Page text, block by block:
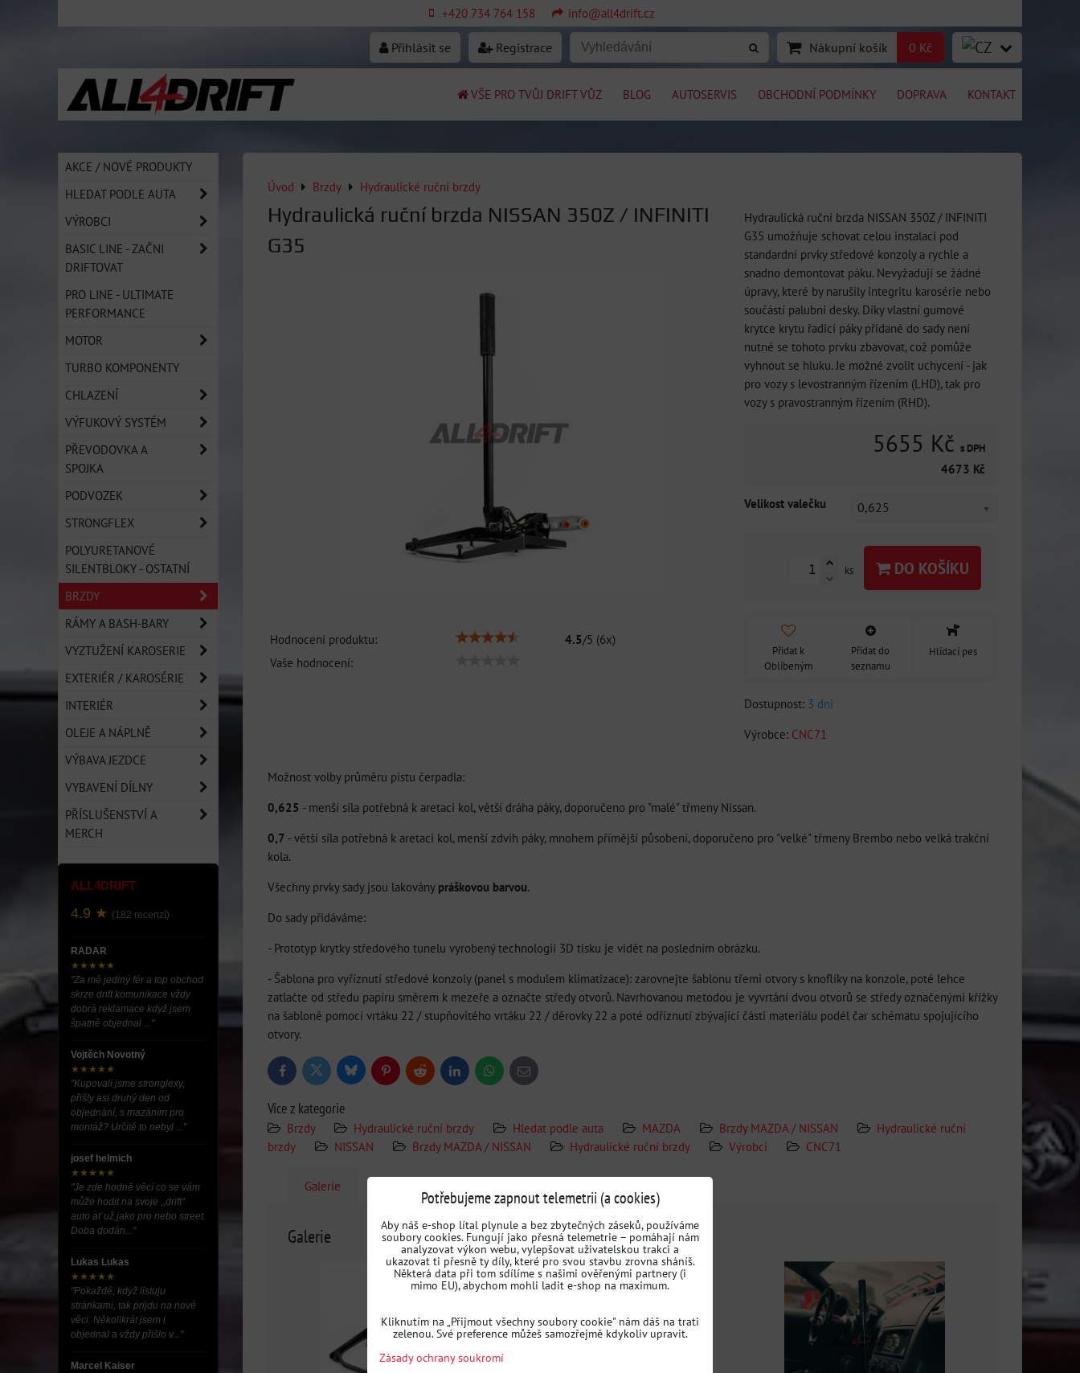
+420 734 764 158 info@all4drift.cz
Přihlásit se Registrace Nákupní košík 0 Kč
VŠE PRO TVŮJ DRIFT VŮZ BLOG AUTOSERVIS OBCHODNÍ PODMÍNKY DOPRAVA KONTAKT
Úvod Brzdy Hydraulické ruční brzdy
Hydraulická ruční brzda NISSAN 350Z / INFINITI
G35
Hodnocení produktu: 4.5/5 (6x)
Vaše hodnocení:
Hydraulická ruční brzda NISSAN 350Z / INFINITI
G35 umožňuje schovat celou instalaci pod
standardní prvky středové konzoly a rychle a
snadno demontovat páku. Nevyžadují se žádné
úpravy, které by narušily integritu karosérie nebo
součástí palubní desky. Díky vlastní gumové
krytce krytu řadicí páky přidané do sady není
nutné se tohoto prvku zbavovat, což pomůže
vyhnout se hluku. Je možné zvolit uchycení - jak
pro vozy s levostranným řízením (LHD), tak pro
vozy s pravostranným řízením (RHD).
5655 Kč s DPH
4673 Kč
Velikost valečku 0,625
ks DO KOŠÍKU
Přidat k
Oblíbeným
Přidat do
seznamu
Hlídací pes
Dostupnost: 3 dni
Výrobce: CNC71
Možnost volby průměru pístu čerpadla:
0,625 - menší síla potřebná k aretaci kol, větší dráha páky, doporučeno pro "malé" třmeny Nissan.
0,7 - větší síla potřebná k aretaci kol, menší zdvih páky, mnohem přímější působení, doporučeno pro "velké" třmeny Brembo nebo velká trakční
kola.
Všechny prvky sady jsou lakovány práškovou barvou.
Do sady přidáváme:
- Prototyp krytky středového tunelu vyrobený technologií 3D tisku je vidět na posledním obrázku.
- Šablona pro vyříznutí středové konzoly (panel s modulem klimatizace): zarovnejte šablonu třemi otvory s knoflíky na konzole, poté lehce
zatlačte od středu papíru směrem k mezeře a označte středy otvorů. Navrhovanou metodou je vyvrtání dvou otvorů se středy označenými křížky
na šabloně pomocí vrtáku 22 / stupňovitého vrtáku 22 / děrovky 22 a poté odříznutí zbývající části materiálu podél čar schématu spojujícího
otvory.
FacebookTwitter BlueskyPinterestReddit LinkedInWhatsApp
E-
mail
Více z kategorie
Brzdy Hydraulické ruční brzdy Hledat podle auta MAZDA Brzdy MAZDA / NISSAN
Hydraulické ruční
brzdy
NISSAN Brzdy MAZDA / NISSAN Hydraulické ruční brzdy Výrobci CNC71
Galerie
Galerie
AKCE / NOVÉ PRODUKTY
HLEDAT PODLE AUTA
VÝROBCI
BASIC LINE - ZAČNI
DRIFTOVAT
PRO LINE - ULTIMATE
PERFORMANCE
MOTOR
TURBO KOMPONENTY
CHLAZENÍ
VÝFUKOVÝ SYSTÉM
PŘEVODOVKA A
SPOJKA
PODVOZEK
STRONGFLEX
POLYURETANOVÉ
SILENTBLOKY - OSTATNÍ
BRZDY
RÁMY A BASH-BARY
VYZTUŽENÍ KAROSERIE
EXTERIÉR / KAROSÉRIE
INTERIÉR
OLEJE A NÁPLNĚ
VÝBAVA JEZDCE
VYBAVENÍ DÍLNY
PŘÍSLUŠENSTVÍ A
MERCH
ALL4DRIFT
4.9 ★ (182 recenzí)
RADAR
★★★★★
"Za mě jediný fér a top obchod
skrze drift komunikace vždy
dobrá reklamace když jsem
špatně objednal ..."
Vojtěch Novotný
★★★★★
"Kupovali jsme stronglexy,
přišly asi druhý den od
objednání, s mazáním pro
montáž? Určitě to nebyl ..."
josef helmich
★★★★★
"Je zde hodně věcí co se vám
může hodit na svoje ,,drift”
auto ať už jako pro nebo street.
Doba dodán..."
Lukas Lukas
★★★★★
"Pokaždé, když listuju
stránkami, tak prijdu na nové
věci. Několikrát jsem i
objednal a vždy přišlo v..."
Marcel Kaiser
Potřebujeme zapnout telemetrii (a cookies)
Aby náš e-shop lítal plynule a bez zbytečných záseků, používáme
soubory cookies. Fungují jako přesná telemetrie – pomáhají nám
analyzovat výkon webu, vylepšovat uživatelskou trakci a
ukazovat ti přesně ty díly, které pro svou stavbu zrovna sháníš.
Některá data při tom sdílíme s našimi ověřenými partnery (i
mimo EU), abychom mohli ladit e-shop na maximum.
Kliknutím na „Přijmout všechny soubory cookie" nám dáš na trati
zelenou. Své preference můžeš samozřejmě kdykoliv upravit.
Zásady ochrany soukromí